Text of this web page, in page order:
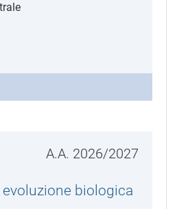
A.A. 2026/2027
biologica